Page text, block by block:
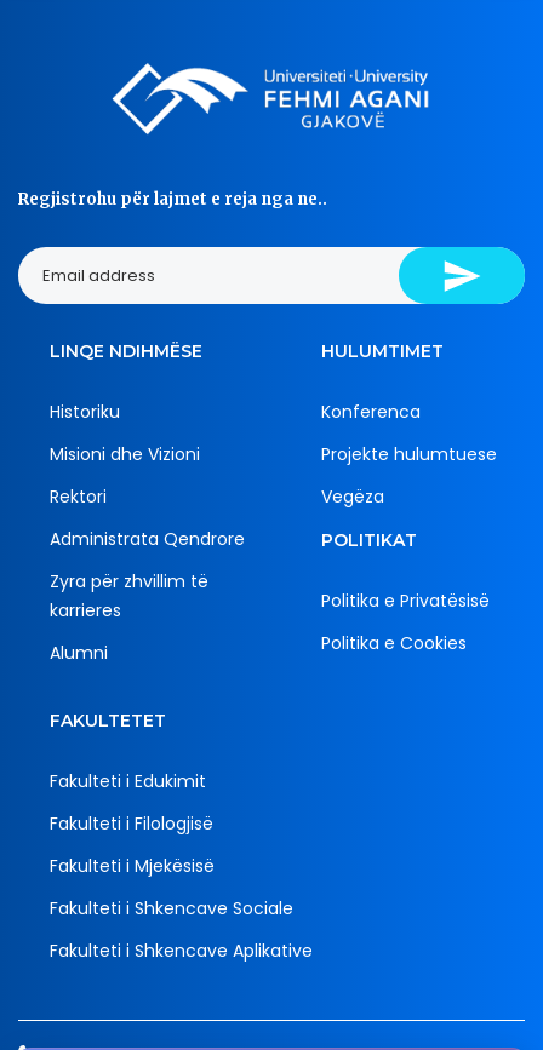
Regjistrohu për lajmet e reja nga ne..
LINQE NDIHMËSE
Historiku
Misioni dhe Vizioni
Rektori
Administrata Qendrore
Zyra për zhvillim të
karrieres
Alumni
HULUMTIMET
Konferenca
Projekte hulumtuese
Vegëza
POLITIKAT
Politika e Privatësisë
Politika e Cookies
FAKULTETET
Fakulteti i Edukimit
Fakulteti i Filologjisë
Fakulteti i Mjekësisë
Fakulteti i Shkencave Sociale
Fakulteti i Shkencave Aplikative